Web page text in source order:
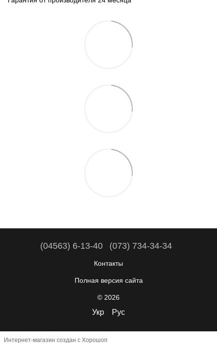
(04563) 6-13-40 (073) 734-34-34
Контакты
Полная версия сайта
© 2026
Укр Рус
Интернет-магазин создан с Хорошоп